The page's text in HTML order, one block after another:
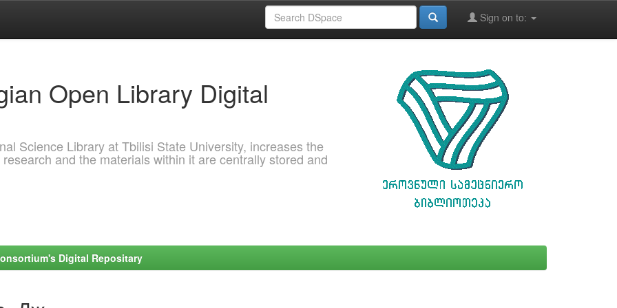
Sign on to:
Open Library Digital
Science Library at Tbilisi State University, increases the
and the materials within it are centrally stored and
Digital Repositary